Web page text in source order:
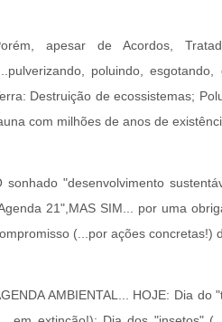
apesar de Acordos,
poluindo,
Destruição de ecossistemas;
com milhões de anos de
sonhado "desenvolvimento
21",MAS SIM... por uma
(...por ações concretas!)
AMBIENTAL... HOJE: Dia